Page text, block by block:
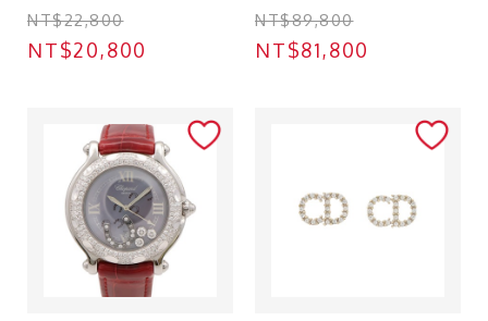
BZ22S
NT$22,800
NT$20,800
346464
NT$89,800
NT$81,800